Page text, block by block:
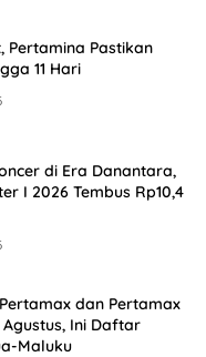
Pertamina Pastikan
11 Hari
di Era Danantara,
I 2026 Tembus Rp10,4
dan Pertamax
Agustus, Ini Daftar
Maluku